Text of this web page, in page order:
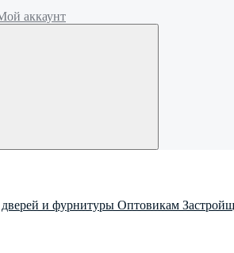
аккаунт
дверей и фурнитуры Оптовикам